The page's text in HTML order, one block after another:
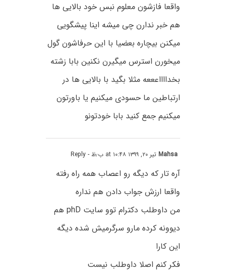
واقعا فازشون معلوم نبس خود بالایی ها
هم خبر ندارن چی میشه اینا پیشگویی
میکنن بیچاره بعضیا با این حرفاشون گول
میخورن استرس میگیرن نکنین بابا زشته
بخدااااعععه مثلا بگید با بالایی ها در
ارتباطین ما حسودی میکنیم یا باورتون
میکنیم جمع کنید بابا خودتونو
Mahsaتیر ۲۰, ۱۳۹۹ at ۱۰:۴۸ ب٫ظ - Reply
آره تار که دیگه رو اعصاب همه راه رفته
واقعا ارزش جواب دادن هم نداره
من داوطلب دکترام توو سایت phD هم
دیوونه کرده مارو سرگرمیش شده دیگه
این کارا
فکر کنم اصلا داوطلب نیست